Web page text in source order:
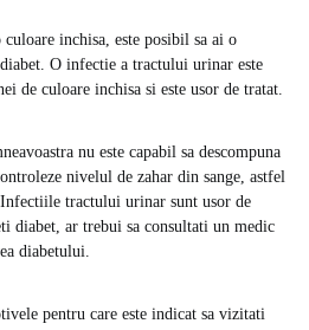
inchisa, este posibil sa ai o
O infectie a tractului urinar este
de culoare inchisa si este usor de tratat.
nu este capabil sa descompuna
nivelul de zahar din sange, astfel
tractului urinar sunt usor de
diabet, ar trebui sa consultati un medic
diabetului.
pentru care este indicat sa vizitati